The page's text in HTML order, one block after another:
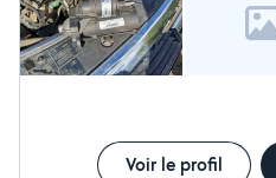
Voir le profil